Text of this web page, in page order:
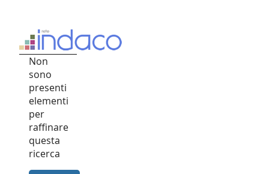
Non
sono
presenti
elementi
per
raffinare
questa
ricerca